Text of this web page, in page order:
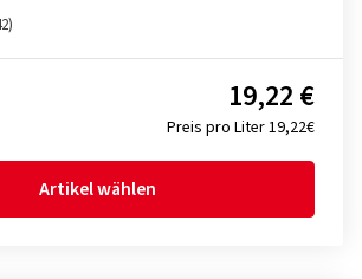
Preis pro Liter 19,22€
19,22 €
Artikel wählen